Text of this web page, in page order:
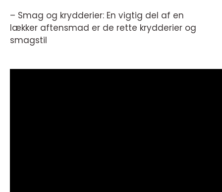
– Smag og krydderier: En vigtig del af en
lækker aftensmad er de rette krydderier og
smagstil